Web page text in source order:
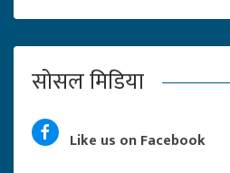
सोसल मिडिया
Like us on Facebook